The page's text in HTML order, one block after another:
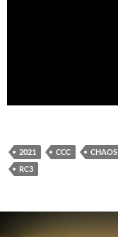
2021 CCC
RC3